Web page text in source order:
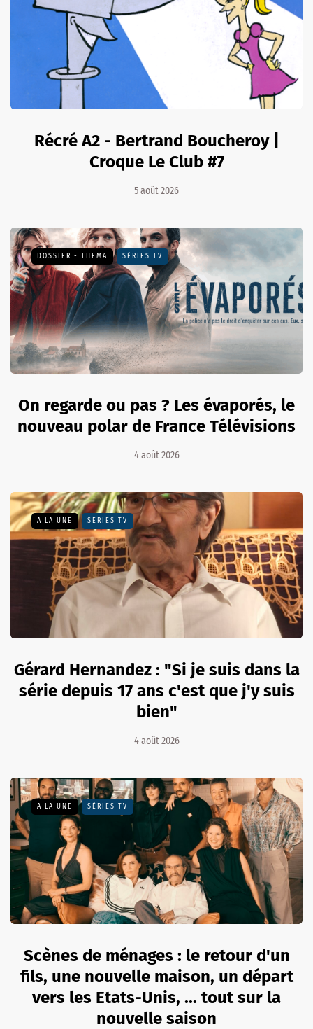
Récré A2 - Bertrand Boucheroy |
Croque Le Club #7
5 août 2026
DOSSIER - THEMA SÉRIES TV
On regarde ou pas ? Les évaporés, le
nouveau polar de France Télévisions
4 août 2026
A LA UNE SÉRIES TV
Gérard Hernandez : "Si je suis dans la
série depuis 17 ans c'est que j'y suis
bien"
4 août 2026
A LA UNE SÉRIES TV
Scènes de ménages : le retour d'un
fils, une nouvelle maison, un départ
vers les Etats-Unis, ... tout sur la
nouvelle saison